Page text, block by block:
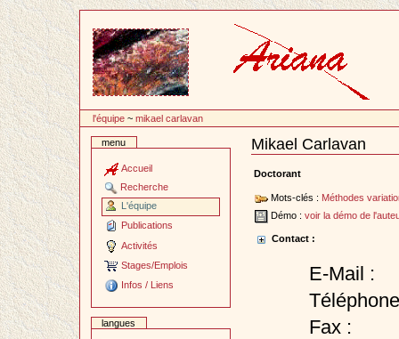
contenu
l'équipe ~mikael carlavan
menu
Accueil
Recherche
L'équipe
Publications
Activités
Stages/Emplois
Infos / Liens
langues
Mikael Carlavan
Document
Actions
Doctorant
Mots-clés : Méthodes
Démo :voir la démo de
Contact :
E-Mail :
Fax :